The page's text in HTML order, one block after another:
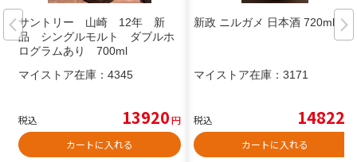
サントリー 山崎 12年 新
品 シングルモルト ダブルホ
ログラムあり 700ml
マイストア在庫： 4345
税込 13920円
カートに入れる
新政 ニルガメ 日本酒 720ml
マイストア在庫： 3171
税込 14822
カートに入れる